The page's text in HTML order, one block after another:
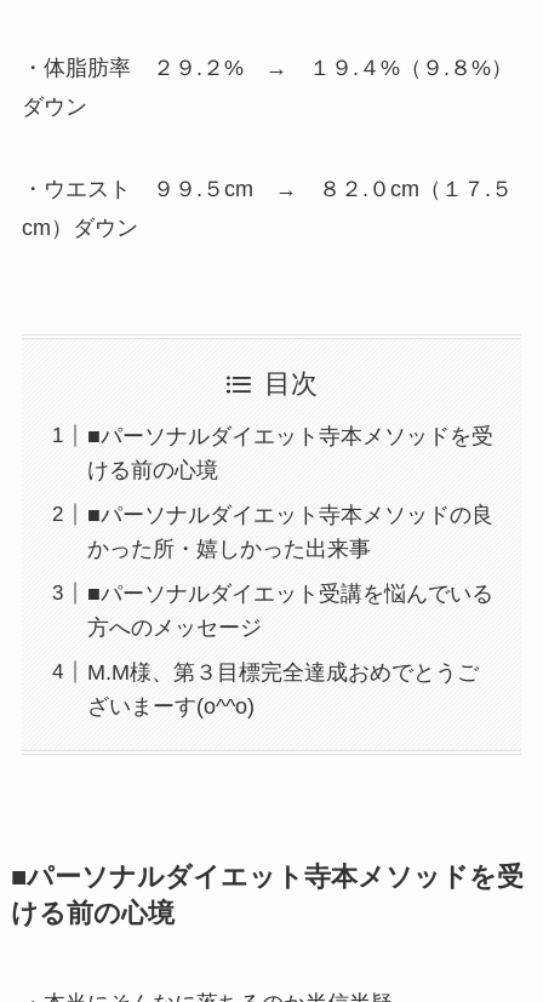
・体脂肪率 ２９.２% → １９.４%（９.８%）
ダウン
・ウエスト ９９.５cm → ８２.０cm（１７.５
cm）ダウン
目次
■パーソナルダイエット寺本メソッドを受
ける前の心境
■パーソナルダイエット寺本メソッドの良
かった所・嬉しかった出来事
■パーソナルダイエット受講を悩んでいる
方へのメッセージ
M.M様、第３目標完全達成おめでとうご
ざいまーす(o^^o)
■パーソナルダイエット寺本メソッドを受
ける前の心境